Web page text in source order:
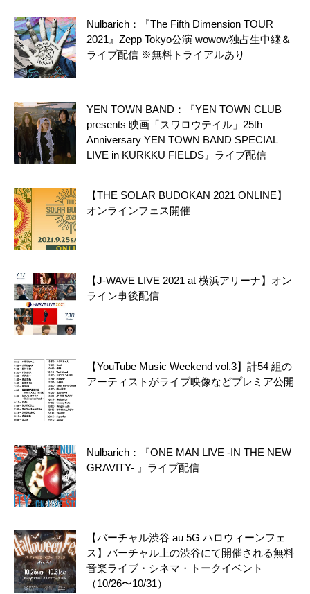
Nulbarich：『The Fifth Dimension TOUR
2021』Zepp Tokyo公演 wowow独占生中継＆
ライブ配信 ※無料トライアルあり
YEN TOWN BAND：『YEN TOWN CLUB
presents 映画「スワロウテイル」25th
Anniversary YEN TOWN BAND SPECIAL
LIVE in KURKKU FIELDS』ライブ配信
【THE SOLAR BUDOKAN 2021 ONLINE】
オンラインフェス開催
【J-WAVE LIVE 2021 at 横浜アリーナ】オン
ライン事後配信
【YouTube Music Weekend vol.3】計54 組の
アーティストがライブ映像などプレミア公開
Nulbarich：『ONE MAN LIVE -IN THE NEW
GRAVITY- 』ライブ配信
【バーチャル渋谷 au 5G ハロウィーンフェ
ス】バーチャル上の渋谷にて開催される無料
音楽ライブ・シネマ・トークイベント
（10/26〜10/31）